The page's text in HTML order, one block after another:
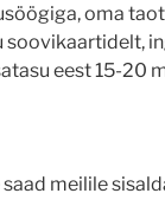
oma
eest 15-20
saad meilile